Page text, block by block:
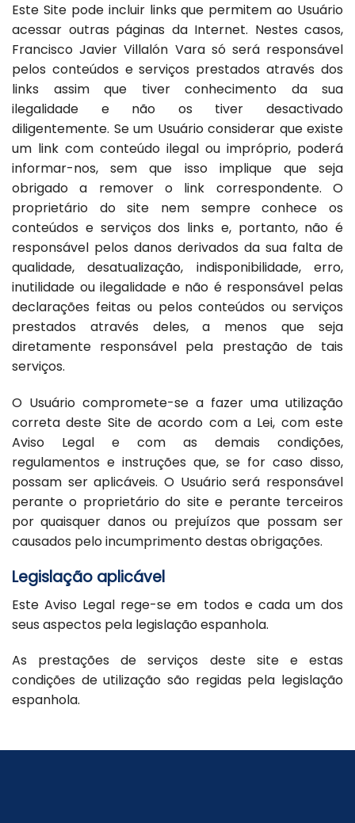
Este Site pode incluir links que permitem ao Usuário
acessar outras páginas da Internet. Nestes casos,
Francisco Javier Villalón Vara só será responsável
pelos conteúdos e serviços prestados através dos
links assim que tiver conhecimento da sua
ilegalidade e não os tiver desactivado
diligentemente. Se um Usuário considerar que existe
um link com conteúdo ilegal ou impróprio, poderá
informar-nos, sem que isso implique que seja
obrigado a remover o link correspondente. O
proprietário do site nem sempre conhece os
conteúdos e serviços dos links e, portanto, não é
responsável pelos danos derivados da sua falta de
qualidade, desatualização, indisponibilidade, erro,
inutilidade ou ilegalidade e não é responsável pelas
declarações feitas ou pelos conteúdos ou serviços
prestados através deles, a menos que seja
diretamente responsável pela prestação de tais
serviços.
O Usuário compromete-se a fazer uma utilização
correta deste Site de acordo com a Lei, com este
Aviso Legal e com as demais condições,
regulamentos e instruções que, se for caso disso,
possam ser aplicáveis. O Usuário será responsável
perante o proprietário do site e perante terceiros
por quaisquer danos ou prejuízos que possam ser
causados ​​pelo incumprimento destas obrigações.
Legislação aplicável
Este Aviso Legal rege-se em todos e cada um dos
seus aspectos pela legislação espanhola.
As prestações de serviços deste site e estas
condições de utilização são regidas pela legislação
espanhola.